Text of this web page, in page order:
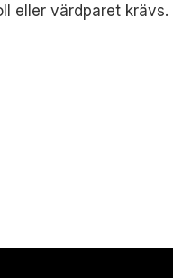
eller värdparet krävs.